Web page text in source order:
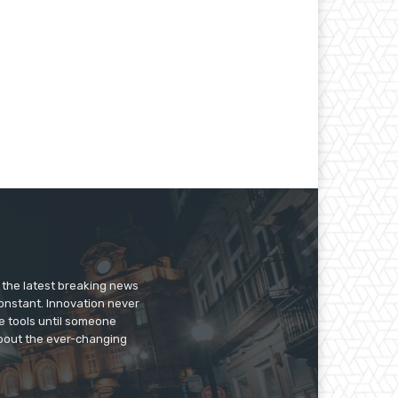
latest breaking news
Innovation never
tools until someone
the ever-changing